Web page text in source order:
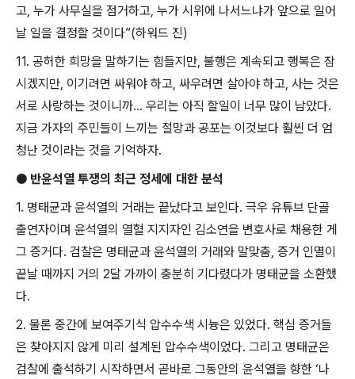
고, 누가 사무실을 점거하고, 누가 시위에 나서느냐가 앞으로 일어
날 일을 결정할 것이다”(하워드 진)
11. 공허한 희망을 말하기는 힘들지만, 불행은 계속되고 행복은 잠
시겠지만, 이기려면 싸워야 하고, 싸우려면 살아야 하고, 사는 것은
서로 사랑하는 것이니까... 우리는 아직 할일이 너무 많이 남았다.
지금 가자의 주민들이 느끼는 절망과 공포는 이것보다 훨씬 더 엄
청난 것이라는 것을 기억하자.
● 반윤석열 투쟁의 최근 정세에 대한 분석
1. 명태균과 윤석열의 거래는 끝났다고 보인다. 극우 유튜브 단골
출연자이며 윤석열의 열혈 지지자인 김소연을 변호사로 채용한 게
그 증거다. 검찰은 명태균과 윤석열의 거래와 말맞춤, 증거 인멸이
끝날 때까지 거의 2달 가까이 충분히 기다렸다가 명태균을 소환했
다.
2. 물론 중간에 보여주기식 압수수색 시늉은 있었다. 핵심 증거들
은 찾아지지 않게 미리 설계된 압수수색이었다. 그리고 명태균은
검찰에 출석하기 시작하면서 곧바로 그동안의 윤석열을 향한 ‘나